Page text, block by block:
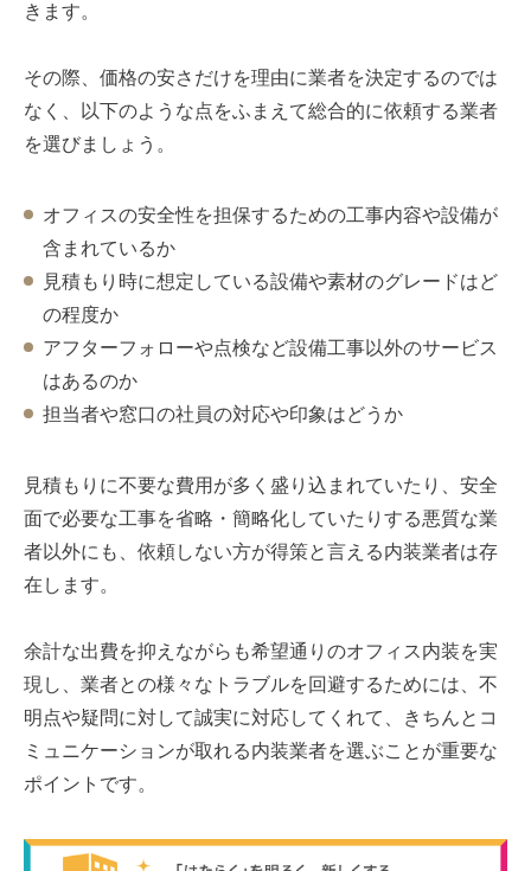
きます。
その際、価格の安さだけを理由に業者を決定するのでは
なく、以下のような点をふまえて総合的に依頼する業者
を選びましょう。
オフィスの安全性を担保するための工事内容や設備が
含まれているか
見積もり時に想定している設備や素材のグレードはど
の程度か
アフターフォローや点検など設備工事以外のサービス
はあるのか
担当者や窓口の社員の対応や印象はどうか
見積もりに不要な費用が多く盛り込まれていたり、安全
面で必要な工事を省略・簡略化していたりする悪質な業
者以外にも、依頼しない方が得策と言える内装業者は存
在します。
余計な出費を抑えながらも希望通りのオフィス内装を実
現し、業者との様々なトラブルを回避するためには、不
明点や疑問に対して誠実に対応してくれて、きちんとコ
ミュニケーションが取れる内装業者を選ぶことが重要な
ポイントです。